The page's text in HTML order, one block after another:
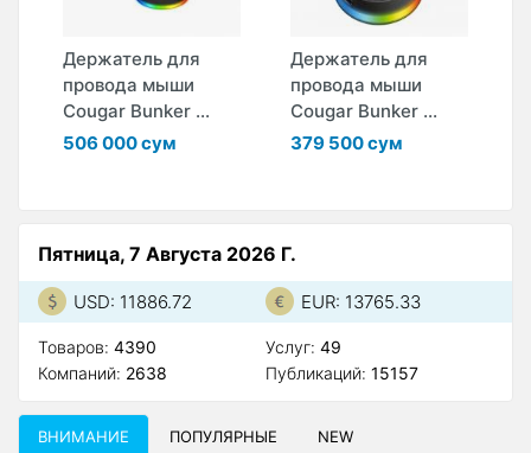
Держатель для
провода мыши
Cougar Bunker ...
506 000 сум
Держатель для
провода мыши
Cougar Bunker ...
379 500 сум
Пятница, 7 Августа 2026 Г.
USD: 11886.72 EUR: 13765.33
Товаров: 4390
Компаний: 2638
Услуг: 49
Публикаций: 15157
ВНИМАНИЕ ПОПУЛЯРНЫЕ NEW